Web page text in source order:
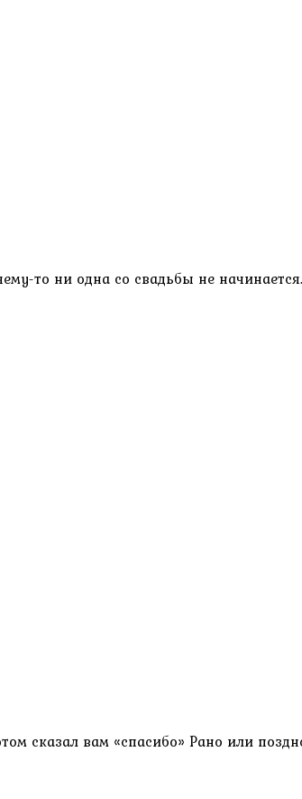
то ни одна со свадьбы не
сказал вам «спасибо» Рано или